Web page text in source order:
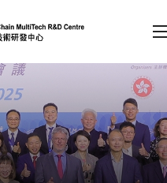
鍵）
會員登入
A EN 繁 简